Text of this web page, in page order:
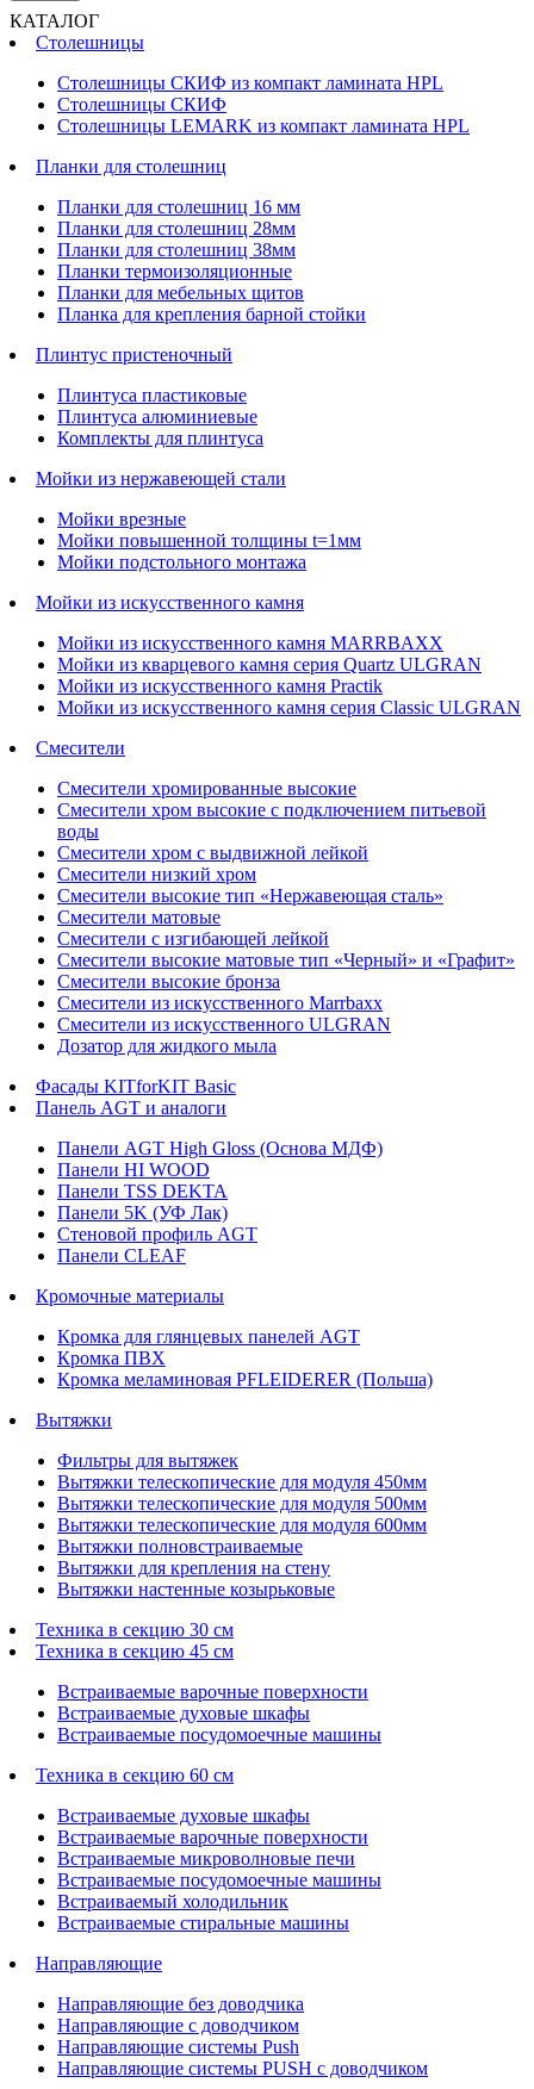
КАТАЛОГ
Столешницы
Столешницы СКИФ из компакт ламината HPL
Столешницы СКИФ
Столешницы LEMARK из компакт ламината HPL
Планки для столешниц
Планки для столешниц 16 мм
Планки для столешниц 28мм
Планки для столешниц 38мм
Планки термоизоляционные
Планки для мебельных щитов
Планка для крепления барной стойки
Плинтус пристеночный
Плинтуса пластиковые
Плинтуса алюминиевые
Комплекты для плинтуса
Мойки из нержавеющей стали
Мойки врезные
Мойки повышенной толщины t=1мм
Мойки подстольного монтажа
Мойки из искусственного камня
Мойки из искусственного камня MARRBAXX
Мойки из кварцевого камня серия Quartz ULGRAN
Мойки из искусственного камня Practik
Мойки из искусственного камня серия Classic ULGRAN
Смесители
Смесители хромированные высокие
Смесители хром высокие с подключением питьевой
воды
Смесители хром с выдвижной лейкой
Смесители низкий хром
Смесители высокие тип «Нержавеющая сталь»
Смесители матовые
Смесители с изгибающей лейкой
Смесители высокие матовые тип «Черный» и «Графит»
Смесители высокие бронза
Смесители из искусственного Marrbaxx
Смесители из искусственного ULGRAN
Дозатор для жидкого мыла
Фасады KITforKIT Basic
Панель AGT и аналоги
Панели AGT High Gloss (Основа МДФ)
Панели HI WOOD
Панели TSS DEKTA
Панели 5K (УФ Лак)
Стеновой профиль AGT
Панели CLEAF
Кромочные материалы
Кромка для глянцевых панелей AGT
Кромка ПВХ
Кромка меламиновая PFLEIDERER (Польша)
Вытяжки
Фильтры для вытяжек
Вытяжки телескопические для модуля 450мм
Вытяжки телескопические для модуля 500мм
Вытяжки телескопические для модуля 600мм
Вытяжки полновстраиваемые
Вытяжки для крепления на стену
Вытяжки настенные козырьковые
Техника в секцию 30 см
Техника в секцию 45 см
Встраиваемые варочные поверхности
Встраиваемые духовые шкафы
Встраиваемые посудомоечные машины
Техника в секцию 60 см
Встраиваемые духовые шкафы
Встраиваемые варочные поверхности
Встраиваемые микроволновые печи
Встраиваемые посудомоечные машины
Встраиваемый холодильник
Встраиваемые стиральные машины
Направляющие
Направляющие без доводчика
Направляющие с доводчиком
Направляющие системы Push
Направляющие системы PUSH с доводчиком